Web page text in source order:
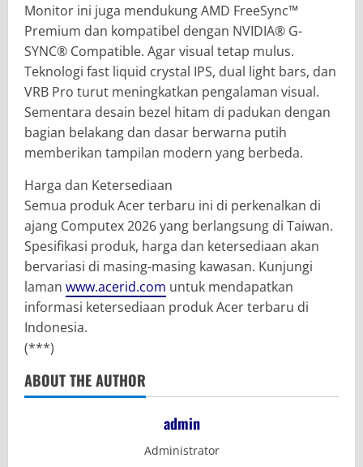
Monitor ini juga mendukung AMD FreeSync™
Premium dan kompatibel dengan NVIDIA® G-
SYNC® Compatible. Agar visual tetap mulus.
Teknologi fast liquid crystal IPS, dual light bars, dan
VRB Pro turut meningkatkan pengalaman visual.
Sementara desain bezel hitam di padukan dengan
bagian belakang dan dasar berwarna putih
memberikan tampilan modern yang berbeda.
Harga dan Ketersediaan
Semua produk Acer terbaru ini di perkenalkan di
ajang Computex 2026 yang berlangsung di Taiwan.
Spesifikasi produk, harga dan ketersediaan akan
bervariasi di masing-masing kawasan. Kunjungi
laman www.acerid.com untuk mendapatkan
informasi ketersediaan produk Acer terbaru di
Indonesia.
(***)
ABOUT THE AUTHOR
admin
Administrator